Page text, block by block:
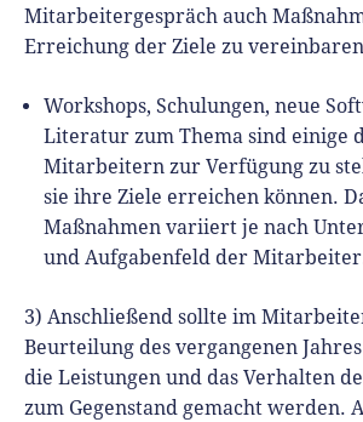
Mitarbeitergespräch auch
Erreichung der Ziele zu
Workshops, Schulungen, neue
Literatur zum Thema sind einige
Mitarbeitern zur Verfügung zu
sie ihre Ziele erreichen können.
Maßnahmen variiert je nach
und Aufgabenfeld der
3) Anschließend sollte im
Beurteilung des vergangenen
die Leistungen und das Verhalten
zum Gegenstand gemacht werden.